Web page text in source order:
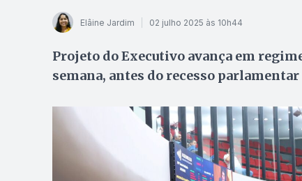
Elâine Jardim 02 julho 2025 às 10h44
Projeto do Executivo avança em
semana, antes do recesso parlamentar